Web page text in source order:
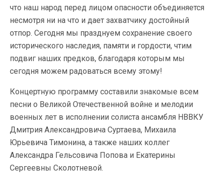
что наш народ перед лицом опасности объединяется
несмотря ни на что и дает захватчику достойный
отпор. Сегодня мы празднуем сохранение своего
исторического наследия, памяти и гордости, чтим
подвиг наших предков, благодаря которым мы
сегодня можем радоваться всему этому!
Концертную программу составили знакомые всем
песни о Великой Отечественной войне и мелодии
военных лет в исполнении солиста ансамбля НВВКУ
Дмитрия Александровича Суртаева, Михаила
Юрьевича Тимонина, а также наших коллег
Александра Гельсовича Попова и Екатерины
Сергеевны Сколотневой.